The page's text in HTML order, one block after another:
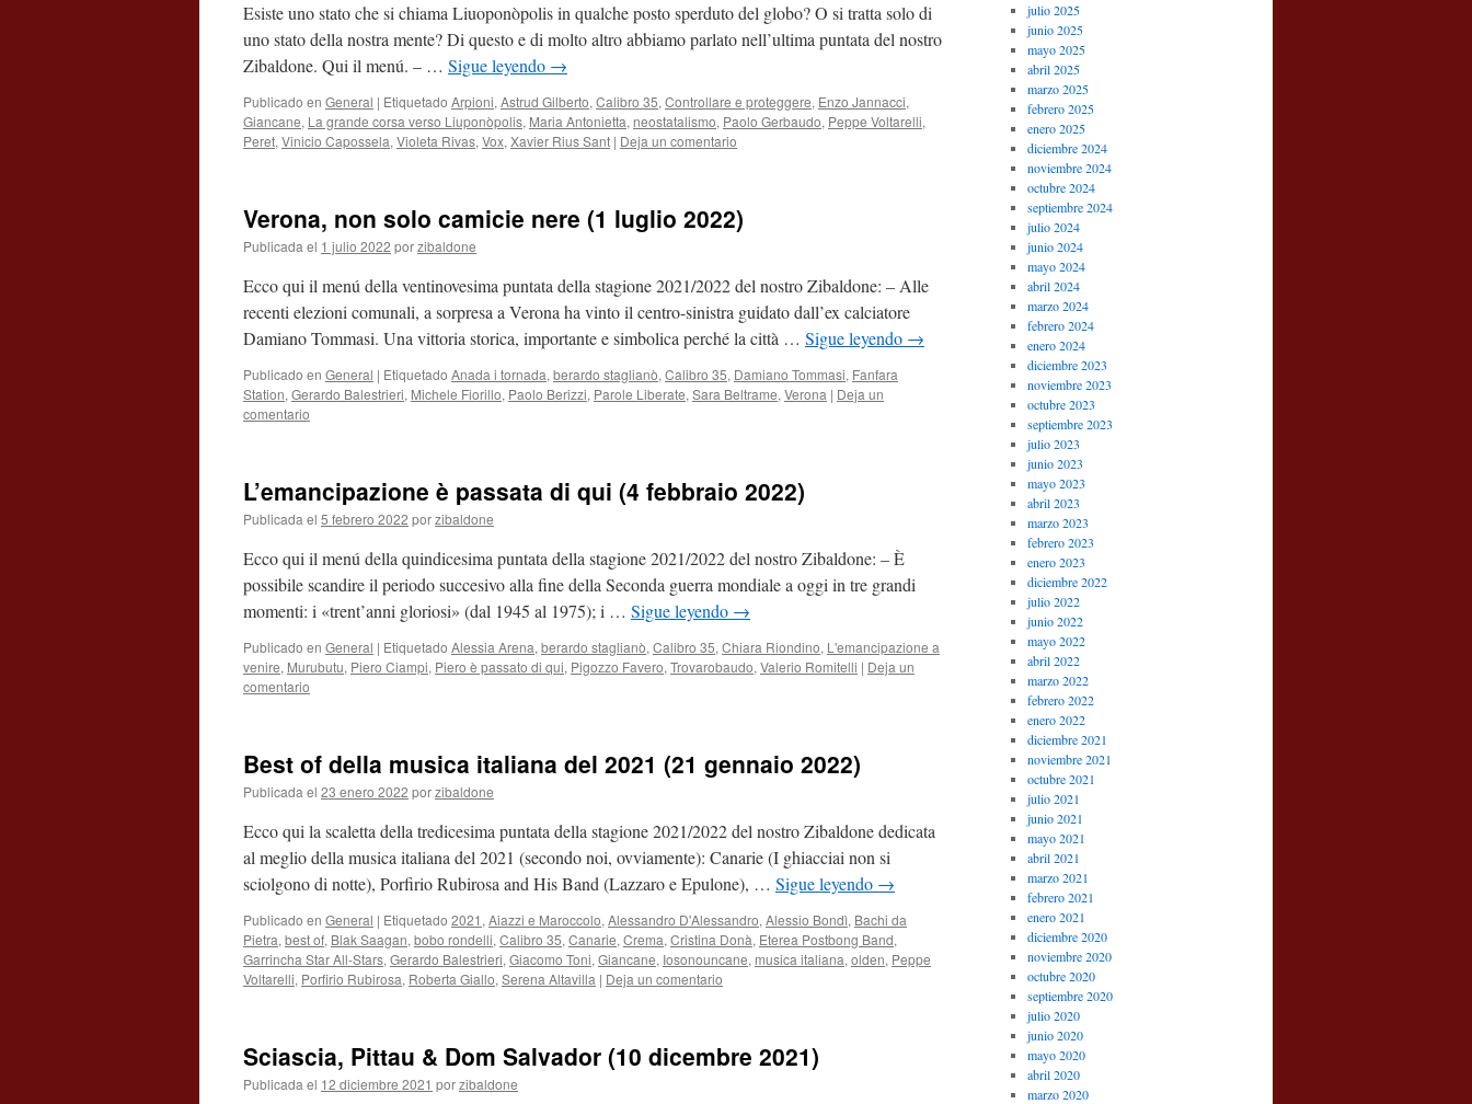
Esiste uno stato che si chiama Liuoponòpolis in qualche posto sperduto del globo? O si tratta solo di
uno stato della nostra mente? Di questo e di molto altro abbiamo parlato nell’ultima puntata del nostro
Zibaldone. Qui il menú. – … Sigue leyendo →
Publicado en General | Etiquetado Arpioni, Astrud Gilberto, Calibro 35, Controllare e proteggere, Enzo Jannacci,
Giancane, La grande corsa verso Liuponòpolis, Maria Antonietta, neostatalismo, Paolo Gerbaudo, Peppe Voltarelli,
Peret, Vinicio Capossela, Violeta Rivas, Vox, Xavier Rius Sant | Deja un comentario
Verona, non solo camicie nere (1 luglio 2022)
Publicada el 1 julio 2022 porzibaldone
Ecco qui il menú della ventinovesima puntata della stagione 2021/2022 del nostro Zibaldone: – Alle
recenti elezioni comunali, a sorpresa a Verona ha vinto il centro-sinistra guidato dall’ex calciatore
Damiano Tommasi. Una vittoria storica, importante e simbolica perché la città … Sigue leyendo →
Publicado en General | Etiquetado Anada i tornada, berardo staglianò, Calibro 35, Damiano Tommasi, Fanfara
Station, Gerardo Balestrieri, Michele Fiorillo, Paolo Berizzi, Parole Liberate, Sara Beltrame, Verona | Deja un
comentario
L’emancipazione è passata di qui (4 febbraio 2022)
Publicada el 5 febrero 2022 porzibaldone
Ecco qui il menú della quindicesima puntata della stagione 2021/2022 del nostro Zibaldone: – È
possibile scandire il periodo succesivo alla fine della Seconda guerra mondiale a oggi in tre grandi
momenti: i «trent’anni gloriosi» (dal 1945 al 1975); i … Sigue leyendo →
Publicado en General | Etiquetado Alessia Arena, berardo staglianò, Calibro 35, Chiara Riondino, L'emancipazione a
venire, Murubutu, Piero Ciampi, Piero è passato di qui, Pigozzo Favero, Trovarobaudo, Valerio Romitelli | Deja un
comentario
Best of della musica italiana del 2021 (21 gennaio 2022)
Publicada el 23 enero 2022 porzibaldone
Ecco qui la scaletta della tredicesima puntata della stagione 2021/2022 del nostro Zibaldone dedicata
al meglio della musica italiana del 2021 (secondo noi, ovviamente): Canarie (I ghiacciai non si
sciolgono di notte), Porfirio Rubirosa and His Band (Lazzaro e Epulone), … Sigue leyendo →
Publicado en General | Etiquetado 2021 , Aiazzi e Maroccolo, Alessandro D'Alessandro, Alessio Bondì, Bachi da
Pietra, best of, Blak Saagan, bobo rondelli, Calibro 35, Canarie, Crema, Cristina Donà, Eterea Postbong Band,
Garrincha Star All-Stars, Gerardo Balestrieri, Giacomo Toni, Giancane, Iosonouncane, musica italiana, olden, Peppe
Voltarelli, Porfirio Rubirosa, Roberta Giallo, Serena Altavilla | Deja un comentario
Sciascia, Pittau & Dom Salvador (10 dicembre 2021)
Publicada el 12 diciembre 2021 porzibaldone
julio 2025
junio 2025
mayo 2025
abril 2025
marzo 2025
febrero 2025
enero 2025
diciembre 2024
noviembre 2024
octubre 2024
septiembre 2024
julio 2024
junio 2024
mayo 2024
abril 2024
marzo 2024
febrero 2024
enero 2024
diciembre 2023
noviembre 2023
octubre 2023
septiembre 2023
julio 2023
junio 2023
mayo 2023
abril 2023
marzo 2023
febrero 2023
enero 2023
diciembre 2022
julio 2022
junio 2022
mayo 2022
abril 2022
marzo 2022
febrero 2022
enero 2022
diciembre 2021
noviembre 2021
octubre 2021
julio 2021
junio 2021
mayo 2021
abril 2021
marzo 2021
febrero 2021
enero 2021
diciembre 2020
noviembre 2020
octubre 2020
septiembre 2020
julio 2020
junio 2020
mayo 2020
abril 2020
marzo 2020